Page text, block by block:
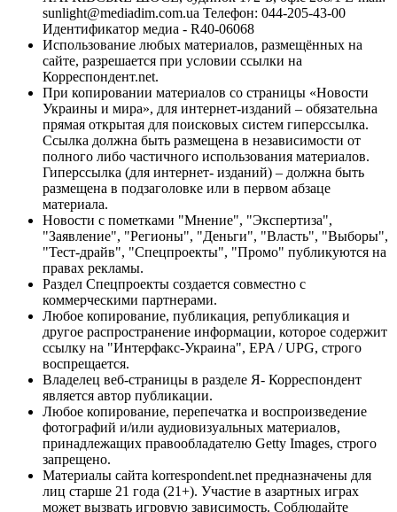
sunlight@mediadim.com.ua Телефон: 044-205-43-00
Идентификатор медиа - R40-06068
Использование любых материалов, размещённых на
сайте, разрешается при условии ссылки на
Корреспондент.net.
При копировании материалов со страницы «Новости
Украины и мира», для интернет-изданий – обязательна
прямая открытая для поисковых систем гиперссылка.
Ссылка должна быть размещена в независимости от
полного либо частичного использования материалов.
Гиперссылка (для интернет- изданий) – должна быть
размещена в подзаголовке или в первом абзаце
материала.
Новости с пометками "Мнение", "Экспертиза",
"Заявление", "Регионы", "Деньги", "Власть", "Выборы",
"Тест-драйв", "Спецпроекты", "Промо" публикуются на
правах рекламы.
Раздел Спецпроекты создается совместно с
коммерческими партнерами.
Любое копирование, публикация, републикация и
другое распространение информации, которое содержит
ссылку на "Интерфакс-Украина", EPA / UPG, строго
воспрещается.
Владелец веб-страницы в разделе Я- Корреспондент
является автор публикации.
Любое копирование, перепечатка и воспроизведение
фотографий и/или аудиовизуальных материалов,
принадлежащих правообладателю Getty Images, строго
запрещено.
Материалы сайта korrespondent.net предназначены для
лиц старше 21 года (21+). Участие в азартных играх
может вызвать игровую зависимость. Соблюдайте